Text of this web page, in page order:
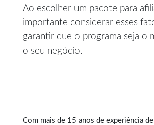
Ao escolher um pacote para
importante considerar esses
garantir que o programa seja o
o seu negócio.
Com mais de 15 anos de experiência